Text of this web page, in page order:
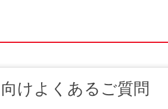
けよくあるご質問